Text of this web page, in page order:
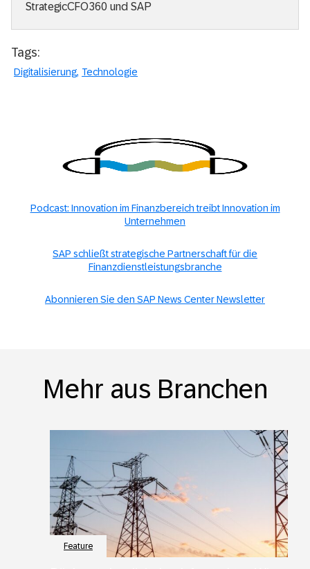
StrategicCFO360 und SAP
Tags:
Digitalisierung Technologie
Podcast: Innovation im Finanzbereich treibt Innovation im
Unternehmen
SAP schließt strategische Partnerschaft für die
Finanzdienstleistungsbranche
Abonnieren Sie den SAP News Center Newsletter
Mehr aus Branchen
Feature